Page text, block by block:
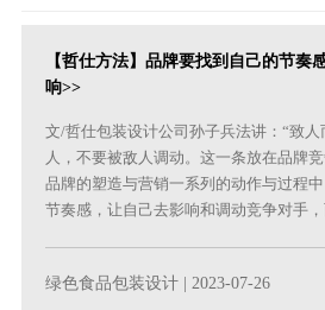
【哲仕方法】品牌要找到自己的节奏
响>>
文/哲仕包装设计公司孙子兵法讲：“致
人，不要被敌人调动。这一条放在品牌
品牌的塑造与营销一系列的动作与过程
节奏感，让自己去影响和调动竞争对手，
绿色食品包装设计 | 2023-07-26